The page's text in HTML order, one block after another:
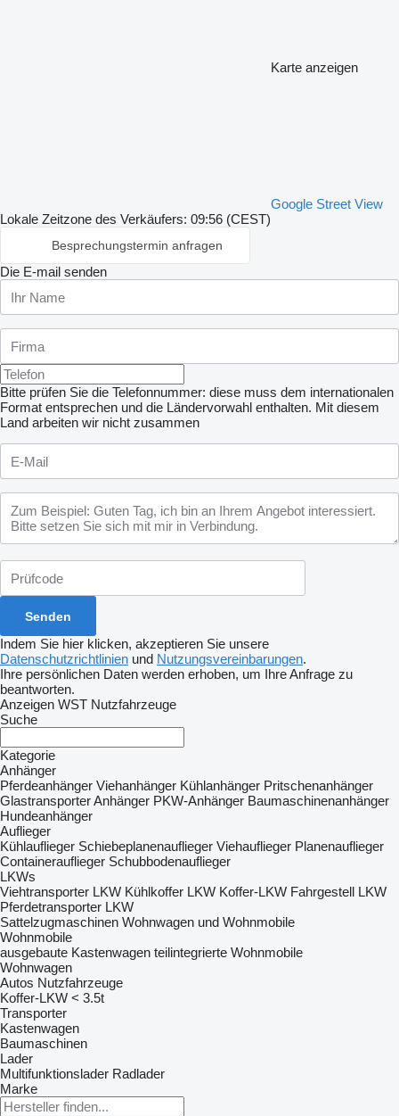
Karte anzeigen
Google Street View
Lokale Zeitzone des Verkäufers: 09:56 (CEST)
Besprechungstermin anfragen
Die E-mail senden
Bitte prüfen Sie die Telefonnummer: diese muss dem internationalen
Format entsprechen und die Ländervorwahl enthalten. Mit diesem
Land arbeiten wir nicht zusammen
Indem Sie hier klicken, akzeptieren Sie unsere
Datenschutzrichtlinien und Nutzungsvereinbarungen.
Ihre persönlichen Daten werden erhoben, um Ihre Anfrage zu
beantworten.
Anzeigen WST Nutzfahrzeuge
Suche
Kategorie
Anhänger
Pferdeanhänger Viehanhänger Kühlanhänger Pritschenanhänger
Glastransporter Anhänger PKW-Anhänger Baumaschinenanhänger
Hundeanhänger
Auflieger
Kühlauflieger Schiebeplanenauflieger Viehauflieger Planenauflieger
Containerauflieger Schubbodenauflieger
LKWs
Viehtransporter LKW Kühlkoffer LKW Koffer-LKW Fahrgestell LKW
Pferdetransporter LKW
Sattelzugmaschinen Wohnwagen und Wohnmobile
Wohnmobile
ausgebaute Kastenwagen teilintegrierte Wohnmobile
Wohnwagen
Autos Nutzfahrzeuge
Koffer-LKW < 3.5t
Transporter
Kastenwagen
Baumaschinen
Lader
Multifunktionslader Radlader
Marke